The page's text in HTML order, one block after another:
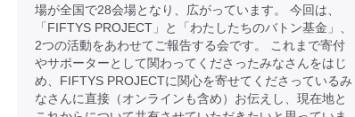
場が全国で28会場となり、広がっています。 今回は、
「FIFTYS PROJECT」と「わたしたちのバトン基金」、
2つの活動をあわせてご報告する会です。 これまで寄付
やサポーターとして関わってくださったみなさんをはじ
め、FIFTYS PROJECTに関心を寄せてくださっているみ
なさんに直接（オンラインも含め）お伝えし、現在地と